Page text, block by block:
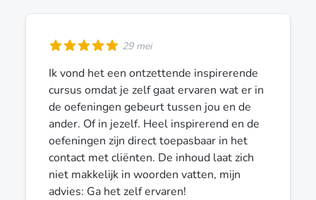
29 mei
Ik vond het een ontzettende inspirerende
cursus omdat je zelf gaat ervaren wat er in
de oefeningen gebeurt tussen jou en de
ander. Of in jezelf. Heel inspirerend en de
oefeningen zijn direct toepasbaar in het
contact met cliënten. De inhoud laat zich
niet makkelijk in woorden vatten, mijn
advies: Ga het zelf ervaren!